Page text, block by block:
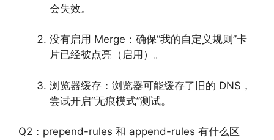
会失效。
没有启用 Merge：确保“我的自定义规则”卡
片已经被点亮（启用）。
浏览器缓存：浏览器可能缓存了旧的 DNS，
尝试开启“无痕模式”测试。
Q2：prepend-rules 和 append-rules 有什么区